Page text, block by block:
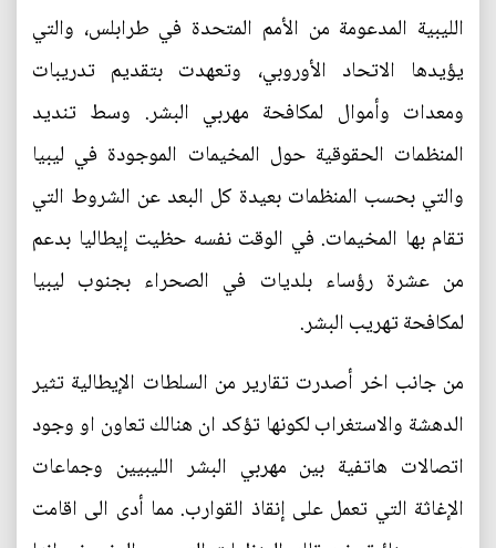
الليبية المدعومة من الأمم المتحدة في طرابلس، والتي
يؤيدها الاتحاد الأوروبي، وتعهدت بتقديم تدريبات
ومعدات وأموال لمكافحة مهربي البشر. وسط تنديد
المنظمات الحقوقية حول المخيمات الموجودة في ليبيا
والتي بحسب المنظمات بعيدة كل البعد عن الشروط التي
تقام بها المخيمات. في الوقت نفسه حظيت إيطاليا بدعم
من عشرة رؤساء بلديات في الصحراء بجنوب ليبيا
لمكافحة تهريب البشر.
من جانب اخر أصدرت تقارير من السلطات الإيطالية تثير
الدهشة والاستغراب لكونها تؤكد ان هنالك تعاون او وجود
اتصالات هاتفية بين مهربي البشر الليبيين وجماعات
الإغاثة التي تعمل على إنقاذ القوارب. مما أدى الى اقامت